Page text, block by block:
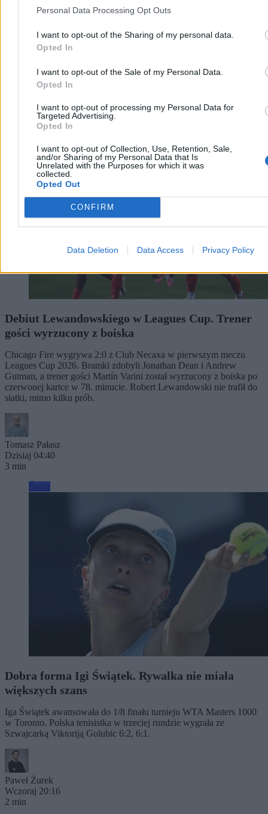
Personal Data Processing Opt Outs
I want to opt-out of the Sharing of my personal data.
Opted In
I want to opt-out of the Sale of my Personal Data.
Opted In
I want to opt-out of processing my Personal Data for
Targeted Advertising.
Opted In
I want to opt-out of Collection, Use, Retention, Sale,
and/or Sharing of my Personal Data that Is
Unrelated with the Purposes for which it was
collected.
Opted Out
CONFIRM
Data Deletion Data Access Privacy Policy
Świat
Debiut Lewandowskiego w Leagues Cup. Trener
gości wyrzucony z boiska
Chicago Fire wygrywa 2:0 z Club Necaxa w pierwszym meczu
Leagues Cup 2026. Bramki zdobyli Jonathan Dean i Andrew
Gutman, a trener gości Martín Varini został wyrzucony z boiska po
czerwonej kartce w 78. minucie. Robert Lewandowski nie trafił do
siatki, mimo kilku prób.
Tomasz Pałasz
Dzisiaj 04:40
3 min
Dobra forma Igi Świątek. Rywalka nie miała
większych szans
Iga Świątek awansowała do 1/8 finału turnieju WTA Masters 1000
w Toronto. Polska tenisistka w trzeciej rundzie wygrała ze
Szwajcarką Viktoriją Golubic 6:2, 6:1.
Paweł Żurek
Wczoraj 20:16
2 min